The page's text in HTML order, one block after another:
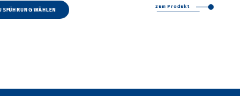
WÄHLEN
Produkt
zum Produkt